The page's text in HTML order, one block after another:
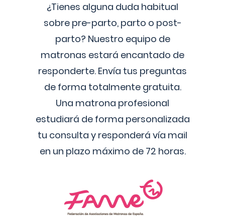
¿Tienes alguna duda habitual
sobre pre-parto, parto o post-
parto? Nuestro equipo de
matronas estará encantado de
responderte. Envía tus preguntas
de forma totalmente gratuita.
Una matrona profesional
estudiará de forma personalizada
tu consulta y responderá vía mail
en un plazo máximo de 72 horas.